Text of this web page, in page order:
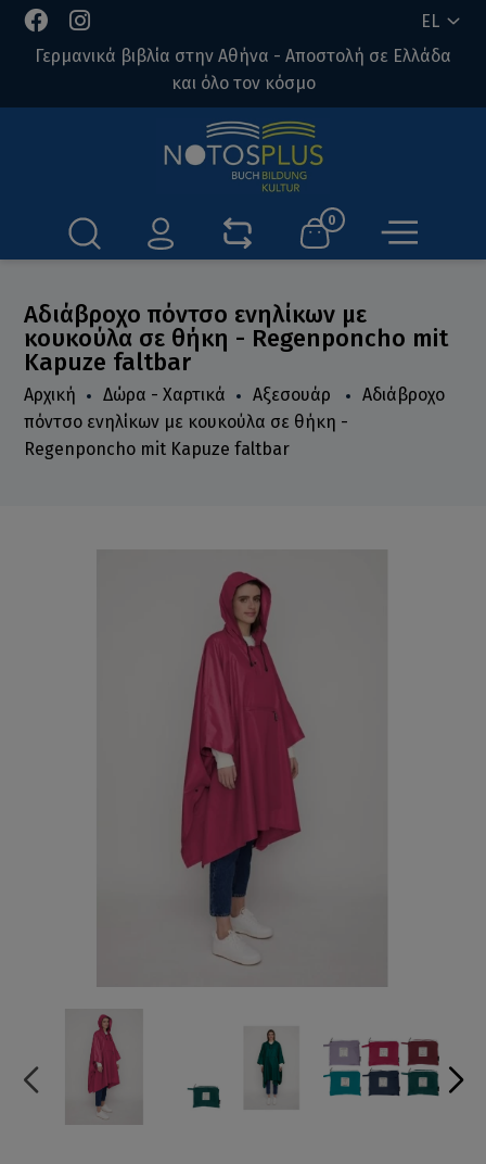
EL
Γερμανικά βιβλία στην Αθήνα - Αποστολή σε Ελλάδα
και όλο τον κόσμο
0
Αδιάβροχο πόντσο ενηλίκων με
κουκούλα σε θήκη - Regenponcho mit
Kapuze faltbar
Αρχική Δώρα - Χαρτικά Αξεσουάρ
Αδιάβροχο
πόντσο ενηλίκων με κουκούλα σε θήκη -
Regenponcho mit Kapuze faltbar